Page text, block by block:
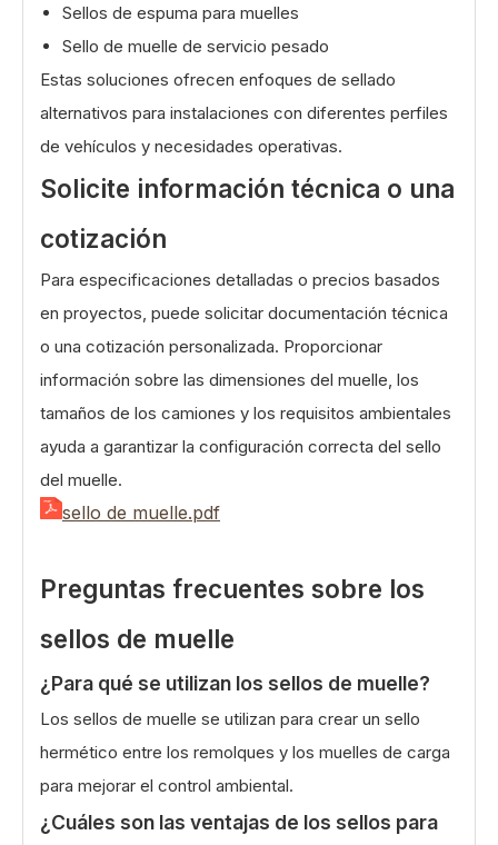
Sellos de espuma para muelles
Sello de muelle de servicio pesado
Estas soluciones ofrecen enfoques de sellado
alternativos para instalaciones con diferentes perfiles
de vehículos y necesidades operativas.
Solicite información técnica o una
cotización
Para especificaciones detalladas o precios basados ​​
en proyectos, puede solicitar documentación técnica
o una cotización personalizada. Proporcionar
información sobre las dimensiones del muelle, los
tamaños de los camiones y los requisitos ambientales
ayuda a garantizar la configuración correcta del sello
del muelle.
sello de muelle.pdf
Preguntas frecuentes sobre los
sellos de muelle
¿Para qué se utilizan los sellos de muelle?
Los sellos de muelle se utilizan para crear un sello
hermético entre los remolques y los muelles de carga
para mejorar el control ambiental.
¿Cuáles son las ventajas de los sellos para